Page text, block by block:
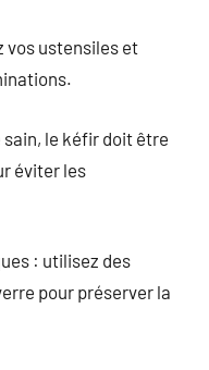
vos ustensiles et
le kéfir doit être
éviter les
: utilisez des
pour préserver la